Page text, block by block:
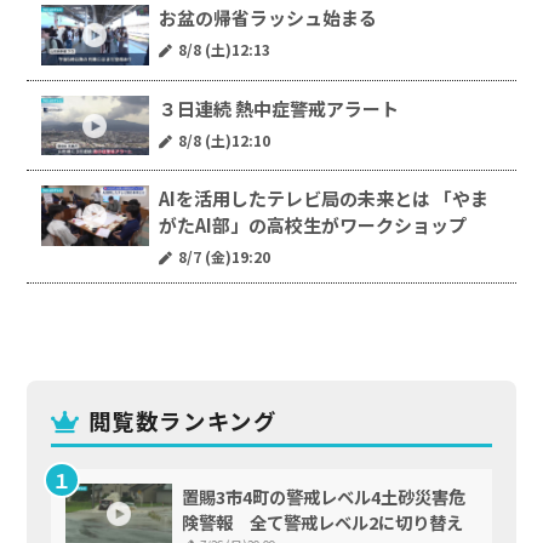
閲覧数ランキング
置賜3市4町の警戒レベル4土砂災害危
険警報 全て警戒レベル2に切り替え
お盆の帰省ラッシュ始まる
8/8 (土)12:13
３日連続 熱中症警戒アラート
8/8 (土)12:10
AIを活用したテレビ局の未来とは 「やま
がたAI部」の高校生がワークショップ
8/7 (金)19:20